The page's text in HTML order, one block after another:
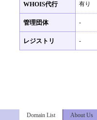
WHOIS代行 有り
管理団体 -
レジストリ -
Domain List About Us